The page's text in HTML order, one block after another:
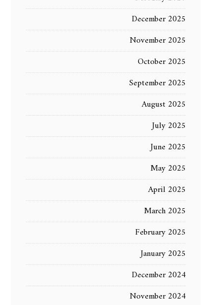
December 2025
November 2025
October 2025
September 2025
August 2025
July 2025
June 2025
May 2025
April 2025
March 2025
February 2025
January 2025
December 2024
November 2024